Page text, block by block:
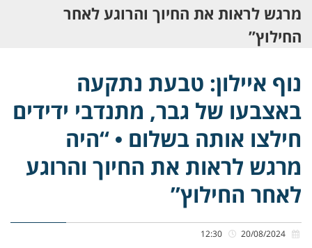
מרגש לראות את החיוך והרוגע לאחר
החילוץ”
נוף איילון: טבעת נתקעה
באצבעו של גבר, מתנדבי ידידים
חילצו אותה בשלום • “היה
מרגש לראות את החיוך והרוגע
לאחר החילוץ”